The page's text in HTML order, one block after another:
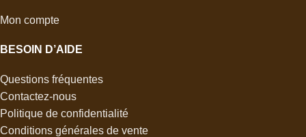
Mon compte
BESOIN D’AIDE
Questions fréquentes
Contactez-nous
Politique de confidentialité
Conditions générales de vente